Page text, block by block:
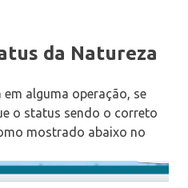
da Natureza
alguma operação, se
o status sendo o correto
mostrado abaixo no